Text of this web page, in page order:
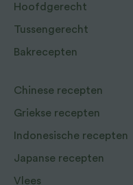
Hoofdgerecht
Tussengerecht
Bakrecepten
Chinese recepten
Griekse recepten
Indonesische recepten
Japanse recepten
Vlees